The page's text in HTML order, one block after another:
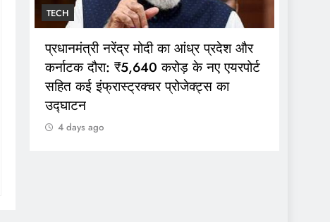
TECH
प्रधानमंत्री नरेंद्र मोदी का आंध्र प्रदेश और
कर्नाटक दौरा: ₹5,640 करोड़ के नए एयरपोर्ट
सहित कई इंफ्रास्ट्रक्चर प्रोजेक्ट्स का
उद्घाटन
4 days ago